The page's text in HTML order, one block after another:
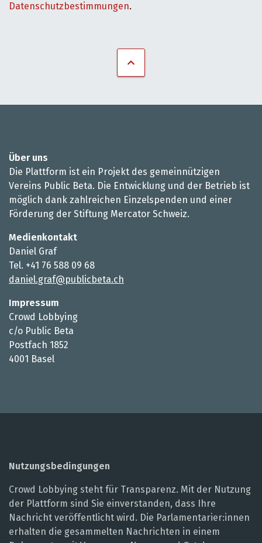
Datenschutzbestimmungen.
Über uns
Die Plattform ist ein Projekt des gemeinnützigen
Vereins Public Beta. Die Entwicklung und der Betrieb ist
möglich dank zahlreichen Einzelspenden und einer
Förderung der Stiftung Mercator Schweiz.
Medienkontakt
Daniel Graf
Tel. +41 76 588 09 68
daniel.graf@publicbeta.ch
Impressum
Crowd Lobbying
c/o Public Beta
Postfach 1852
4001 Basel
Nutzungsbedingungen
Crowd Lobbying steht für Transparenz. Mit der Nutzung
der Plattform sind Sie einverstanden, dass Ihre
Nachricht veröffentlicht wird. Die Parlamentarier:innen
erhalten die gesammelten Nachrichten in einem